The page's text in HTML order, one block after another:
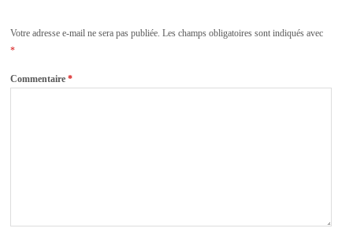
Votre adresse e-mail ne sera pas publiée. Les champs obligatoires sont indiqués avec
*
Commentaire*